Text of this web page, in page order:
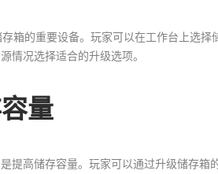
箱的重要设备。玩家可以在工作台上选
情况选择适合的升级选项。
量
提高储存容量。玩家可以通过升级储存